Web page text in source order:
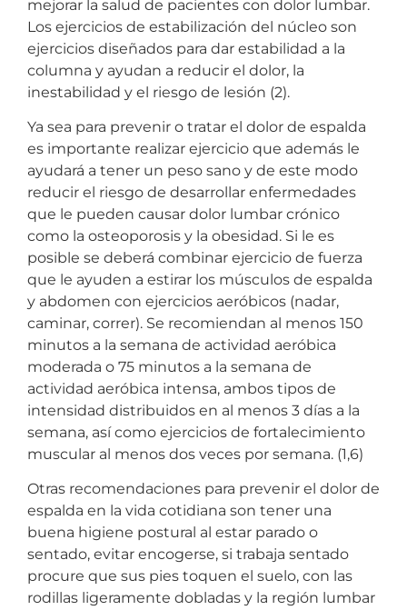
mejorar la salud de pacientes con dolor lumbar.
Los ejercicios de estabilización del núcleo son
ejercicios diseñados para dar estabilidad a la
columna y ayudan a reducir el dolor, la
inestabilidad y el riesgo de lesión (2).
Ya sea para prevenir o tratar el dolor de espalda
es importante realizar ejercicio que además le
ayudará a tener un peso sano y de este modo
reducir el riesgo de desarrollar enfermedades
que le pueden causar dolor lumbar crónico
como la osteoporosis y la obesidad. Si le es
posible se deberá combinar ejercicio de fuerza
que le ayuden a estirar los músculos de espalda
y abdomen con ejercicios aeróbicos (nadar,
caminar, correr). Se recomiendan al menos 150
minutos a la semana de actividad aeróbica
moderada o 75 minutos a la semana de
actividad aeróbica intensa, ambos tipos de
intensidad distribuidos en al menos 3 días a la
semana, así como ejercicios de fortalecimiento
muscular al menos dos veces por semana. (1,6)
Otras recomendaciones para prevenir el dolor de
espalda en la vida cotidiana son tener una
buena higiene postural al estar parado o
sentado, evitar encogerse, si trabaja sentado
procure que sus pies toquen el suelo, con las
rodillas ligeramente dobladas y la región lumbar